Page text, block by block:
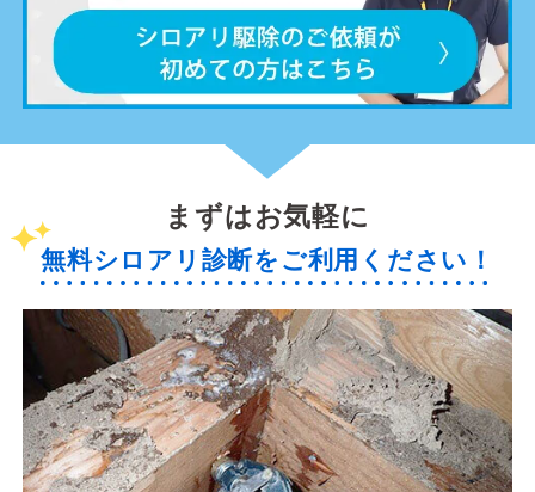
まずはお気軽に
無料シロアリ診断をご利用ください！